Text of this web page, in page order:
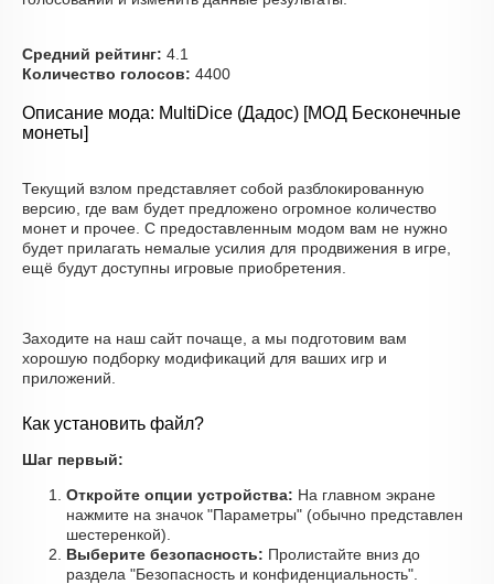
Средний рейтинг: 4.1
Количество голосов: 4400
Описание мода: MultiDice (Дадос) [МОД Бесконечные
монеты]
Текущий взлом представляет собой разблокированную
версию, где вам будет предложено огромное количество
монет и прочее. С предоставленным модом вам не нужно
будет прилагать немалые усилия для продвижения в игре,
ещё будут доступны игровые приобретения.
Заходите на наш сайт почаще, а мы подготовим вам
хорошую подборку модификаций для ваших игр и
приложений.
Как установить файл?
Шаг первый:
Откройте опции устройства: На главном экране
нажмите на значок "Параметры" (обычно представлен
шестеренкой).
Выберите безопасность: Пролистайте вниз до
раздела "Безопасность и конфиденциальность".